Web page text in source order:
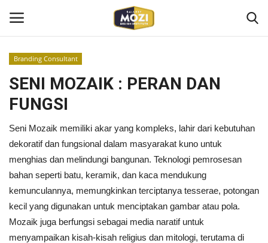
Home
Mozi Design Institute
Mozi For Corporate
Gallery Shop
Branding Consultant
SENI MOZAIK : PERAN DAN
FUNGSI
Seni Mozaik memiliki akar yang kompleks, lahir dari kebutuhan
dekoratif dan fungsional dalam masyarakat kuno untuk
menghias dan melindungi bangunan. Teknologi pemrosesan
bahan seperti batu, keramik, dan kaca mendukung
kemunculannya, memungkinkan terciptanya tesserae, potongan
kecil yang digunakan untuk menciptakan gambar atau pola.
Mozaik juga berfungsi sebagai media naratif untuk
menyampaikan kisah-kisah religius dan mitologi, terutama di